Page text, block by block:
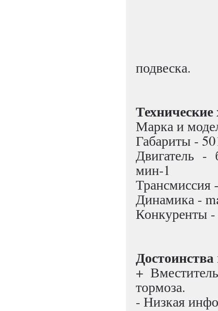
подвеска.
Марка и
Габариты -
Двигатель -
мин-1
Трансмиссия
Динамика -
Конкуренты -
+
тормоза.
- Низкая